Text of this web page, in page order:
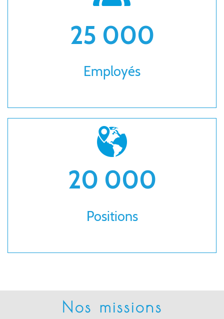
25 000
Employés
20 000
Positions
Nos missions